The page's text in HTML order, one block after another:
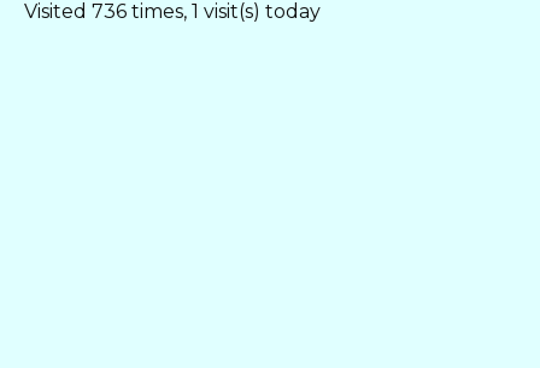
Visited 736 times, 1 visit(s) today